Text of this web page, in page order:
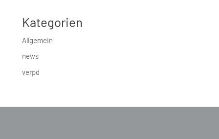
Kategorien
Allgemein
news
verpd